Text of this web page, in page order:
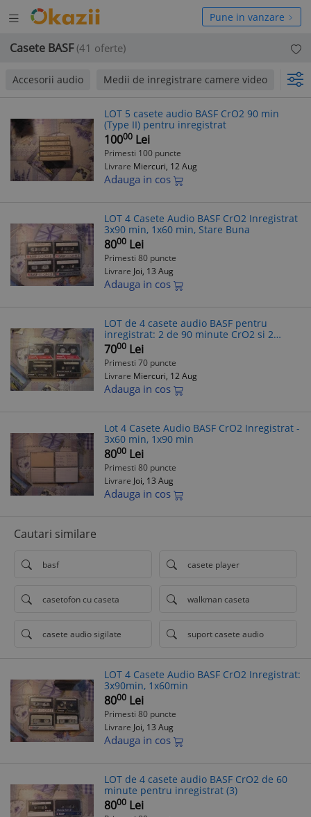
Deschide
meniul
Pune in vanzare
Casete BASF (41 oferte)
Accesorii audio Medii de inregistrare camere video
LOT 5 casete audio BASF CrO2 90 min
(Type II) pentru inregistrat
10000 Lei
Primesti 100 puncte
Livrare Miercuri, 12 Aug
Adauga in cos
LOT 4 Casete Audio BASF CrO2 Inregistrat
3x90 min, 1x60 min, Stare Buna
8000 Lei
Primesti 80 puncte
Livrare Joi, 13 Aug
Adauga in cos
LOT de 4 casete audio BASF pentru
inregistrat: 2 de 90 minute CrO2 si 2
normale de 90 minute (2)
7000 Lei
Primesti 70 puncte
Livrare Miercuri, 12 Aug
Adauga in cos
Lot 4 Casete Audio BASF CrO2 Inregistrat -
3x60 min, 1x90 min
8000 Lei
Primesti 80 puncte
Livrare Joi, 13 Aug
Adauga in cos
Cautari similare
basf casete player
casetofon cu caseta walkman caseta
casete audio sigilate suport casete audio
LOT 4 Casete Audio BASF CrO2 Inregistrat:
3x90min, 1x60min
8000 Lei
Primesti 80 puncte
Livrare Joi, 13 Aug
Adauga in cos
LOT de 4 casete audio BASF CrO2 de 60
minute pentru inregistrat (3)
8000 Lei